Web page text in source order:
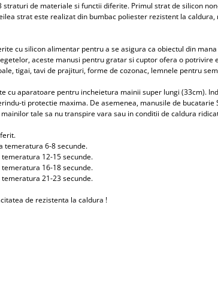
de materiale si functii diferite. Primul strat de silicon
strat este realizat din bumbac poliester rezistent la
cu silicon alimentar pentru a se asigura ca obiectul din
aceste manusi pentru gratar si cuptor ofera o potrivire
tigai, tavi de prajituri, forme de cozonac, lemnele pentru
cu aparatoare pentru incheietura mainii super lungi (33cm).
ti protectie maxima. De asemenea, manusile de bucatarie
tale sa nu transpire vara sau in conditii de caldura
temeratura 6-8 secunde.
12-15 secunde.
16-18 secunde.
21-23 secunde.
de rezistenta la caldura !